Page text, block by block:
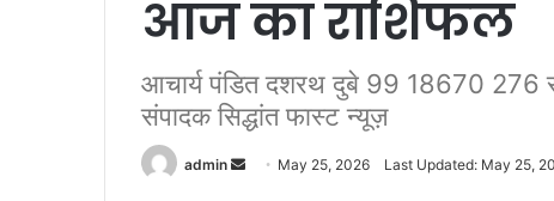
आज का राशिफल
आचार्य पंडित दशरथ दुबे 99 18670 276
संपादक सिद्धांत फास्ट न्यूज़
admin May 25, 2026 Last Updated: May 25,